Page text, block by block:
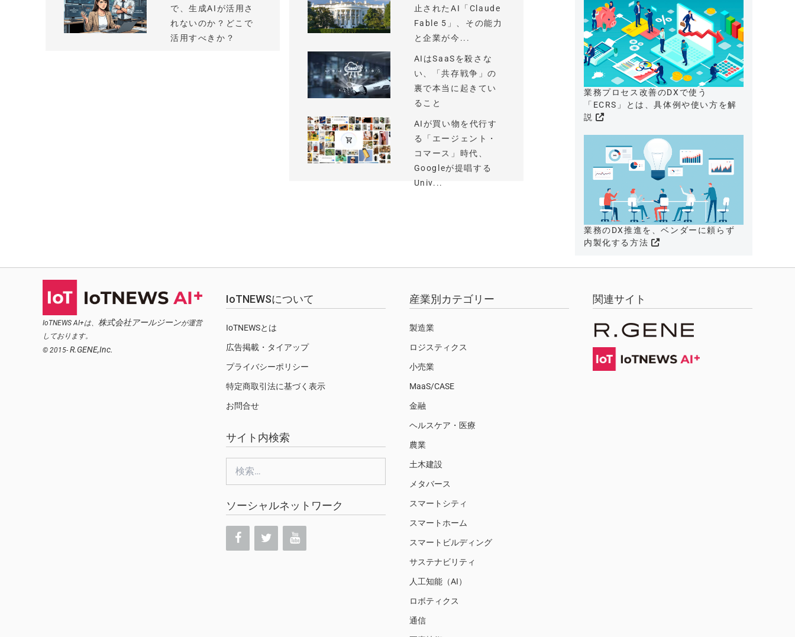
で、生成AIが活用さ
れないのか？どこで
活用すべきか？
止されたAI「Claude
Fable 5」、その能力
と企業が今...
AIはSaaSを殺さな
い、「共存戦争」の
裏で本当に起きてい
ること
AIが買い物を代行す
る「エージェント・
コマース」時代、
Googleが提唱する
Univ...
業務プロセス改善のDXで使う
「ECRS」とは、具体例や使い方を解
説
業務のDX推進を、ベンダーに頼らず
内製化する方法
IoTNEWS AI+は、 株式会社アールジーンが運営
しております。
© 2015- R.GENE,Inc.
IoTNEWSについて
IoTNEWSとは
広告掲載・タイアップ
プライバシーポリシー
特定商取引法に基づく表示
お問合せ
サイト内検索
索:
ソーシャルネットワーク
産業別カテゴリー
製造業
ロジスティクス
小売業
MaaS/CASE
金融
ヘルスケア・医療
農業
土木建設
メタバース
スマートシティ
スマートホーム
スマートビルディング
サステナビリティ
人工知能（AI）
ロボティクス
通信
関連サイト